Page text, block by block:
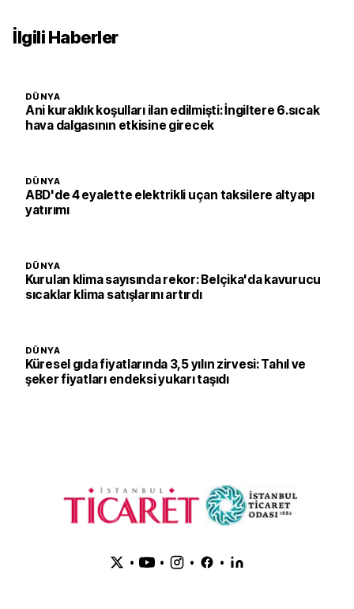
İlgili Haberler
DÜNYA
Ani kuraklık koşulları ilan edilmişti: İngiltere 6.sıcak
hava dalgasının etkisine girecek
DÜNYA
ABD'de 4 eyalette elektrikli uçan taksilere altyapı
yatırımı
DÜNYA
Kurulan klima sayısında rekor: Belçika'da kavurucu
sıcaklar klima satışlarını artırdı
DÜNYA
Küresel gıda fiyatlarında 3,5 yılın zirvesi: Tahıl ve
şeker fiyatları endeksi yukarı taşıdı
• • • •